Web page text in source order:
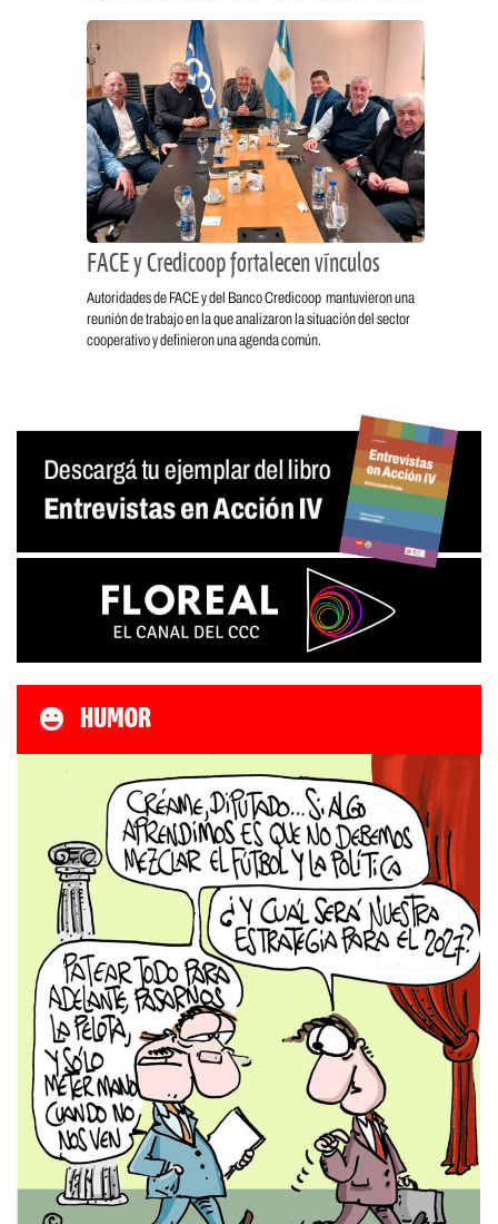
FACE y Credicoop fortalecen vínculos
Autoridades de FACE y del Banco Credicoop mantuvieron una
reunión de trabajo en la que analizaron la situación del sector
cooperativo y definieron una agenda común.
HUMOR